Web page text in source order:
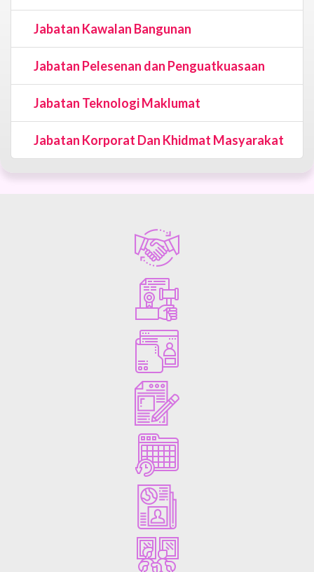
Jabatan Kawalan Bangunan
Jabatan Pelesenan dan Penguatkuasaan
Jabatan Teknologi Maklumat
Jabatan Korporat Dan Khidmat Masyarakat